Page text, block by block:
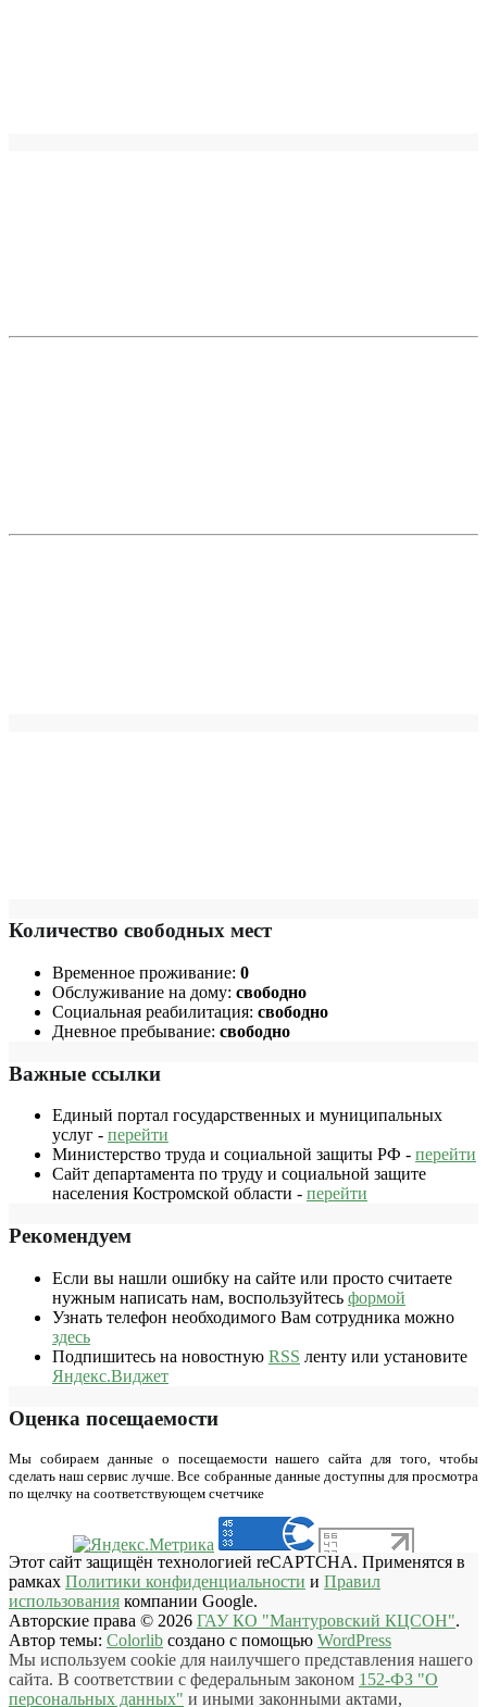
Количество свободных мест
Временное проживание: 0
Обслуживание на дому: свободно
Социальная реабилитация: свободно
Дневное пребывание: свободно
Важные ссылки
Единый портал государственных и муниципальных
услуг - перейти
Министерство труда и социальной защиты РФ - перейти
Сайт департамента по труду и социальной защите
населения Костромской области - перейти
Рекомендуем
Если вы нашли ошибку на сайте или просто считаете
нужным написать нам, воспользуйтесь формой
Узнать телефон необходимого Вам сотрудника можно
здесь
Подпишитесь на новостную RSS ленту или установите
Яндекс.Виджет
Оценка посещаемости
Мы собираем данные о посещаемости нашего сайта для того, чтобы
сделать наш сервис лучше. Все собранные данные доступны для просмотра
по щелчку на соответствующем счетчике
Этот сайт защищён технологией reCAPTCHA. Применятся в
рамках Политики конфиденциальности и Правил
использования компании Google.
Авторские права © 2026 ГАУ КО "Мантуровский КЦСОН".
Автор темы: Colorlib создано с помощью WordPress
Мы используем cookie для наилучшего представления нашего
сайта. В соответствии с федеральным законом 152-ФЗ "О
персональных данных" и иными законными актами,